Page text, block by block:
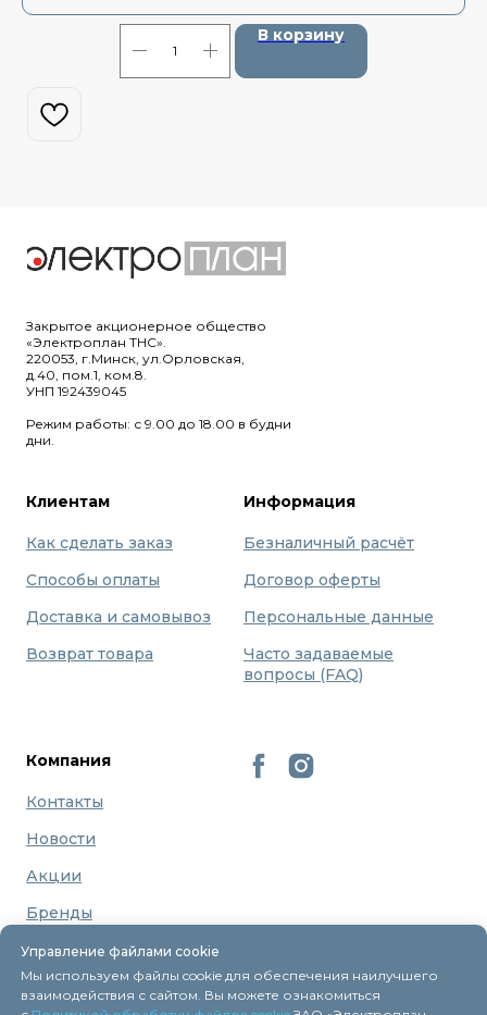
В корзину
Управление файлами cookie
Мы используем файлы cookie для обеспечения наилучшего
взаимодействия с сайтом. Вы можете ознакомиться
Закрытое акционерное общество
«Электроплан ТНС».
220053, г.Минск, ул.Орловская,
д.40, пом.1, ком.8.
УНП 192439045
Режим работы: с 9.00 до 18.00 в будни
дни.
Клиентам
Как сделать заказ
Способы оплаты
Доставка и самовывоз
Возврат товара
Информация
Безналичный расчёт
Договор оферты
Персональные данные
Часто задаваемые
вопросы (FAQ)
Компания
Контакты
Новости
Акции
Бренды
О нас